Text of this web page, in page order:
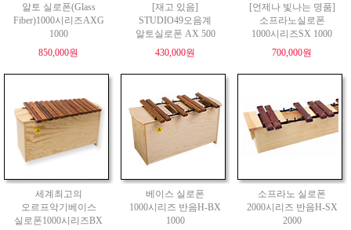
알토 실로폰(Glass
Fiber)1000시리즈AXG
1000
850,000원
[재고 있음]
STUDIO49오음계
알토실로폰 AX 500
430,000원
[언제나 빛나는 명품]
소프라노실로폰
1000시리즈SX 1000
700,000원
세계최고의
오르프악기베이스
실로폰1000시리즈BX
베이스 실로폰
1000시리즈 반음H-BX
1000
소프라노 실로폰
2000시리즈 반음H-SX
2000